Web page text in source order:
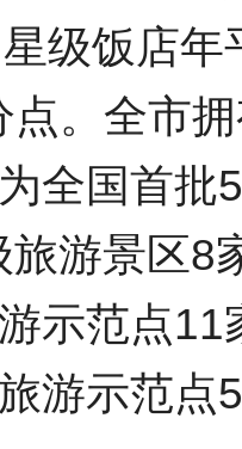
级饭店
。全市
全国首批
旅游景区8
示范点
游示范点